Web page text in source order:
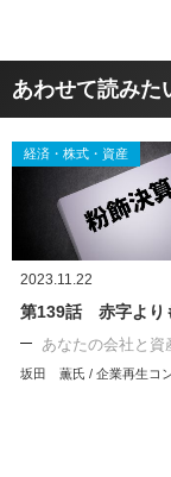
あわせて読みた
経済・株式・資産
2023.11.22
第139話 赤字より
あなたの会社と資
坂田 薫氏 / 企業再生コ